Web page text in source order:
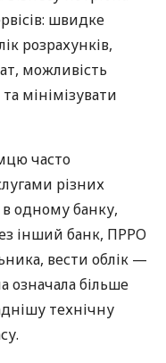
швидке
розрахунків,
можливість
мінімізувати
часто
різних
одному банку,
інший банк, ПРРО
вести облік —
означала більше
технічну